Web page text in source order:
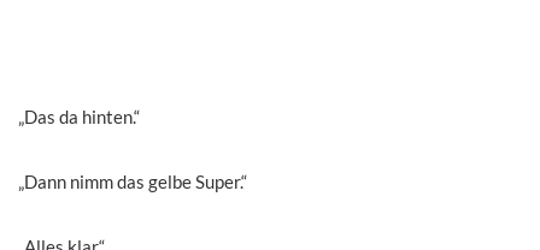
„Das da hinten.“
„Dann nimm das gelbe Super.“